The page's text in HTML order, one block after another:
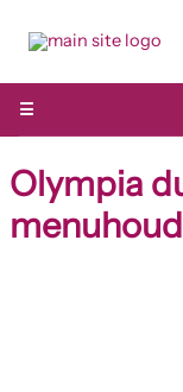
naar
inhoud
☰
Olympia